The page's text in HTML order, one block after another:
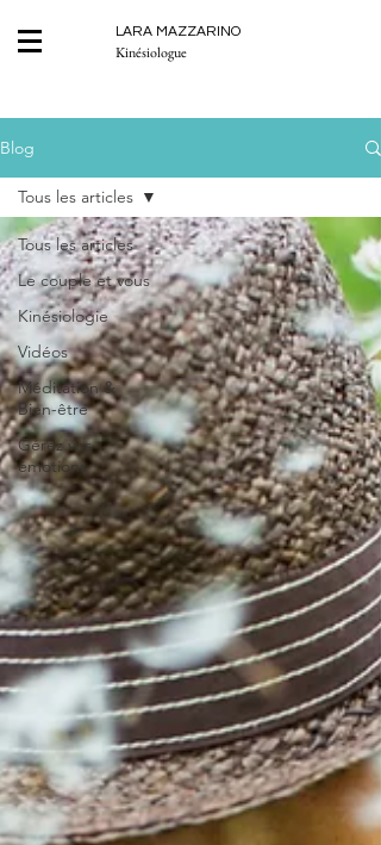
LARA MAZZARINO
Kinésiologue
Blog
Tous les articles
Le couple et vous
Kinésiologie
Vidéos
Méditation &
Bien-être
Gérez vos
émotions
Tous les articles